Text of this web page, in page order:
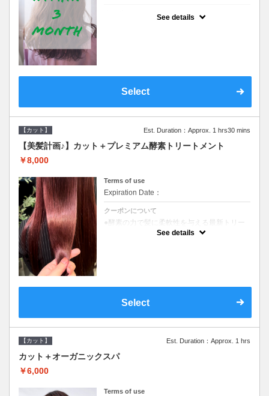
See details
Select
【カット】 Est. Duration：Approx. 1 hrs30 mins
【美髪計画♪】カット＋プレミアム酵素トリートメント
￥8,000
Terms of use
Expiration Date：
クーポンについて
●酵素の力で髪に柔軟性を与える最新トリー
トメント●ＳＢ込●長さ料金あり《こちらのク
ーポンご利用のお客様のみ》オリジナル酵素
See details
Select
【カット】 Est. Duration：Approx. 1 hrs
カット＋オーガニックスパ
￥6,000
Terms of use